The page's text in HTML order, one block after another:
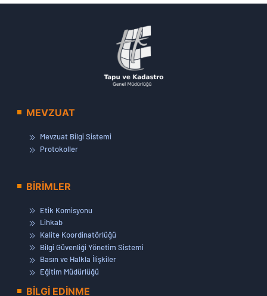
MEVZUAT
Mevzuat Bilgi Sistemi
Protokoller
BİRİMLER
Etik Komisyonu
Lihkab
Kalite Koordinatörlüğü
Bilgi Güvenliği Yönetim Sistemi
Basın ve Halkla İlişkiler
Eğitim Müdürlüğü
BİLGİ EDİNME